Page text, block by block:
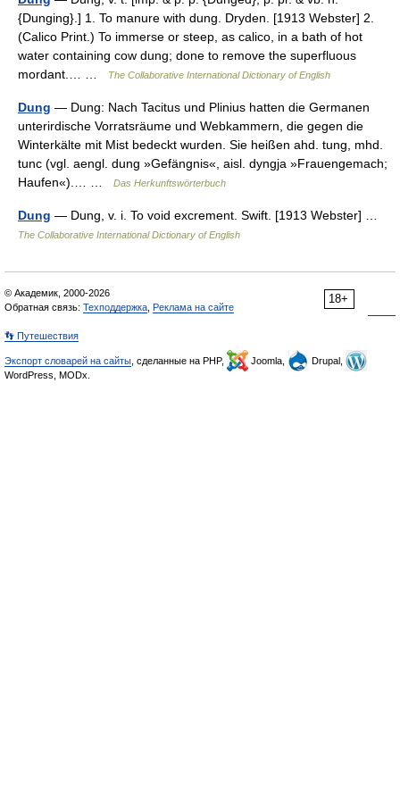
{Dunging}.] 1. To manure with dung. Dryden. [1913 Webster] 2.
(Calico Print.) To immerse or steep, as calico, in a bath of hot
water containing cow dung; done to remove the superfluous
mordant.… …
The Collaborative International Dictionary of English
Dung — Dung: Nach Tacitus und Plinius hatten die Germanen
unterirdische Vorratsräume und Webkammern, die gegen die
Winterkälte mit Mist bedeckt wurden. Sie heißen ahd. tung, mhd.
tunc (vgl. aengl. dung »Gefängnis«, aisl. dyngja »Frauengemach;
Haufen«).… …
Das Herkunftswörterbuch
Dung — Dung, v. i. To void excrement. Swift. [1913 Webster] …
The Collaborative International Dictionary of English
18+
© Академик, 2000-2026
Обратная связь: Техподдержка Реклама на сайте
👣 Путешествия
Экспорт словарей на сайты , сделанные на PHP, Joomla,
Drupal,
WordPress, MODx.